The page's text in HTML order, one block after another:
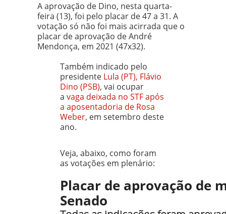
A aprovação de Dino, nesta quarta-
feira (13), foi pelo placar de 47 a 31. A
votação só não foi mais acirrada que o
placar de aprovação de André
Mendonça, em 2021 (47x32).
Também indicado pelo
presidente Lula (PT), Flávio
Dino (PSB), vai ocupar
avaga deixada no STF após
a aposentadoria de Rosa
Weber, em setembro deste
ano.
Veja, abaixo, como foram
as votações em plenário:
Placar de aprovação de
Senado